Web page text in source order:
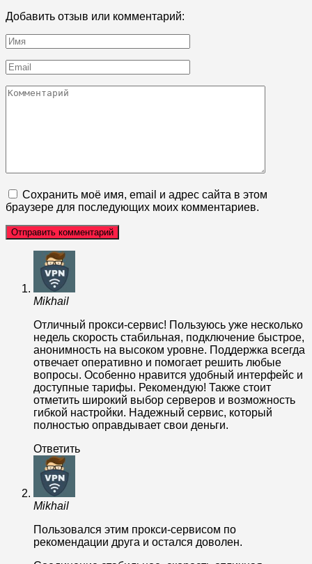
Добавить отзыв или комментарий:
Имя
*
Email
*
Комментарий
Сохранить моё имя, email и адрес сайта в этом
браузере для последующих моих комментариев.
Mikhail
Отличный прокси-сервис! Пользуюсь уже несколько
недель скорость стабильная, подключение быстрое,
анонимность на высоком уровне. Поддержка всегда
отвечает оперативно и помогает решить любые
вопросы. Особенно нравится удобный интерфейс и
доступные тарифы. Рекомендую! Также стоит
отметить широкий выбор серверов и возможность
гибкой настройки. Надежный сервис, который
полностью оправдывает свои деньги.
Ответить
Mikhail
Пользовался этим прокси-сервисом по
рекомендации друга и остался доволен.